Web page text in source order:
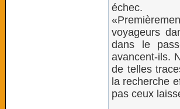
échec.
voyageurs
dans le
avancent-ils.
de telles
la recherche
pas ceux